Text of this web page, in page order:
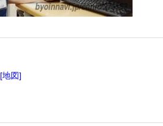
[地図]